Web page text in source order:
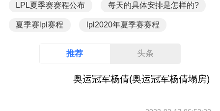
LPL夏季赛赛程公布 每天的具体安排是怎样的?
夏季赛lpl赛程 lpl2020年夏季赛赛程
推荐 头条
奥运冠军杨倩(奥运冠军杨倩塌房)